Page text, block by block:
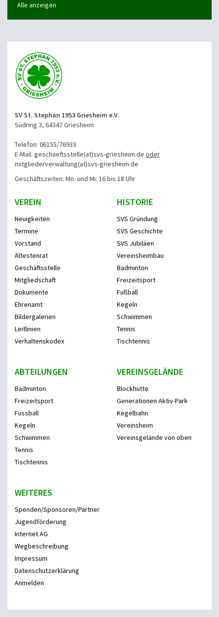
Alle anzeigen
SV St. Stephan 1953 Griesheim e.V.
Südring 3, 64347 Griesheim
Telefon: 06155/76933
E-Mail: geschaeftsstelle(at)svs-griesheim.de oder
mitgliederverwaltung(at)svs-griesheim.de
Geschäftszeiten: Mo. und Mi. 16 bis 18 Uhr
VEREIN
Neuigkeiten
Termine
Vorstand
Ältestenrat
Geschäftsstelle
Mitgliedschaft
Dokumente
Ehrenamt
Bildergalerien
Leitlinien
Verhaltenskodex
HISTORIE
SVS Gründung
SVS Geschichte
SVS Jubiläen
Vereinsheimbau
Badminton
Freizeitsport
Fußball
Kegeln
Schwimmen
Tennis
Tischtennis
ABTEILUNGEN
Badminton
Freizeitsport
Fussball
Kegeln
Schwimmen
Tennis
Tischtennis
VEREINSGELÄNDE
Blockhütte
Generationen Aktiv-Park
Kegelbahn
Vereinsheim
Vereinsgelände von oben
WEITERES
Spenden/Sponsoren/Partner
Jugendförderung
Internet AG
Wegbeschreibung
Impressum
Datenschutzerklärung
Anmelden